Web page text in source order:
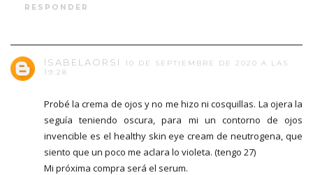
RESPONDER
ISABELAORSI
10 DE SEPTIEMBRE DE 2020 A LAS
19:28
Probé la crema de ojos y no me hizo ni cosquillas. La ojera la
seguía teniendo oscura, para mi un contorno de ojos
invencible es el healthy skin eye cream de neutrogena, que
siento que un poco me aclara lo violeta. (tengo 27)
Mi próxima compra será el serum.